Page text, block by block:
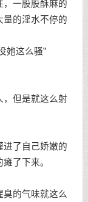
，一股股酥麻的
量的淫水不停的
她这么骚”
但是就这么射
进了自己娇嫩的
了下来。
的气味就这么